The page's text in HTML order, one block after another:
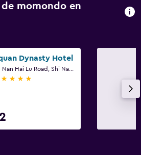
momondo en
Dynasty Hotel
4 estrellas